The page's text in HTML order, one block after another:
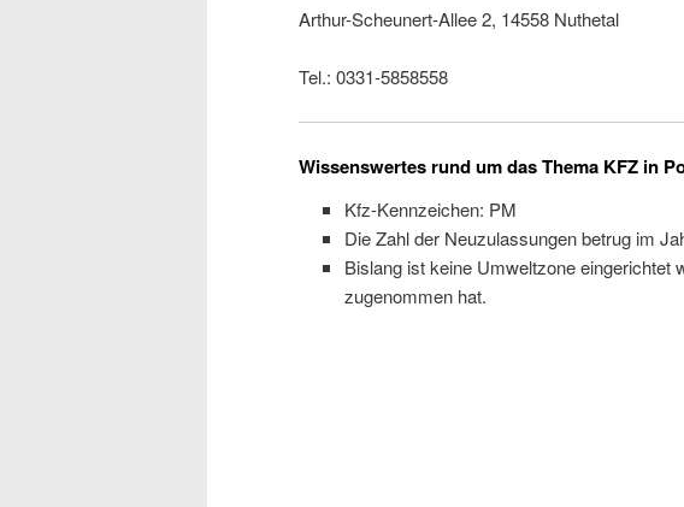
Arthur-Scheunert-Allee 2, 14558 Nuthetal
Tel.: 0331-5858558
Wissenswertes rund um das Thema KFZ in
Kfz-Kennzeichen: PM
Die Zahl der Neuzulassungen betrug im
Bislang ist keine Umweltzone eingerichtet
zugenommen hat.